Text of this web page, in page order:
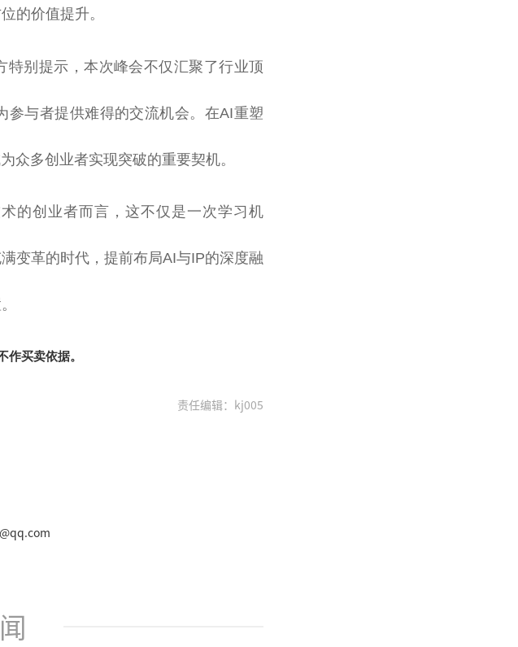
的价值提升。
别提示，本次峰会不仅汇聚了行业顶
参与者提供难得的交流机会。在AI重塑
众多创业者实现突破的重要契机。
的创业者而言，这不仅是一次学习机
变革的时代，提前布局AI与IP的深度融
买卖依据。
责任编辑：kj005